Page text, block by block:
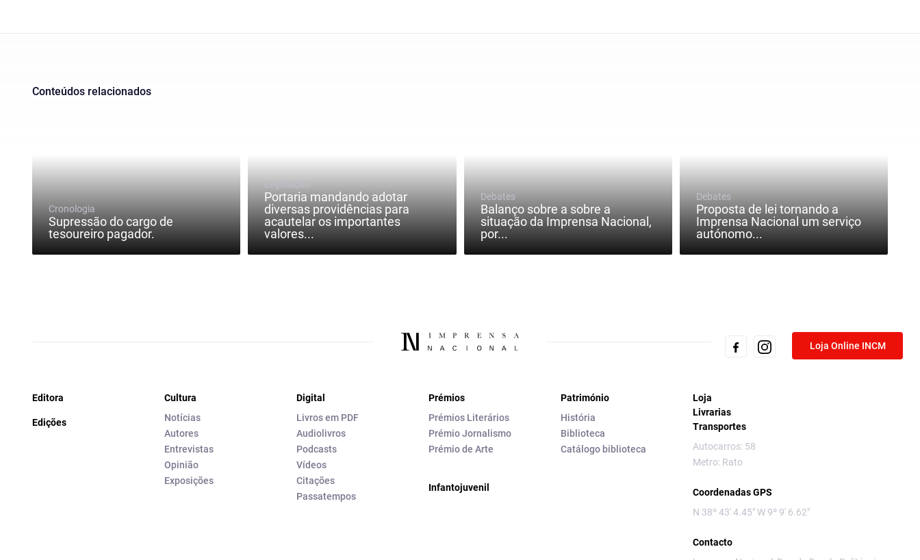
Conteúdos relacionados
Cronologia
Supressão do cargo de
tesoureiro pagador.
Legislação
Portaria mandando adotar
diversas providências para
acautelar os importantes
valores...
Debates
Balanço sobre a sobre a
situação da Imprensa Nacional,
por...
Debates
Proposta de lei tornando a
Imprensa Nacional um serviço
autónomo...
Loja Online INCM
Editora
Edições
Cultura
Notícias
Autores
Entrevistas
Opinião
Exposições
Digital
Livros em PDF
Audiolivros
Podcasts
Vídeos
Citações
Passatempos
Prémios
Prémios Literários
Prémio Jornalismo
Prémio de Arte
Infantojuvenil
Património
História
Biblioteca
Catálogo biblioteca
Loja
Livrarias
Transportes
Autocarros: 58
Metro: Rato
Coordenadas GPS
N 38º 43' 4.45" W 9º 9' 6.62"
Contacto